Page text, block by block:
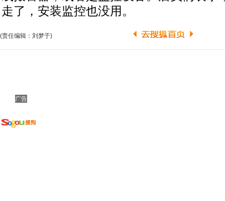
走了，安装监控也没用。
(责任编辑：刘梦于)
广告